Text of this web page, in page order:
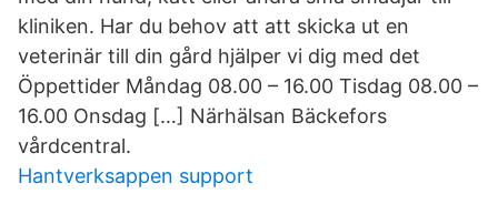
kliniken. Har du behov att att skicka ut en
veterinär till din gård hjälper vi dig med det
Öppettider Måndag 08.00 – 16.00 Tisdag 08.00 –
16.00 Onsdag […] Närhälsan Bäckefors
vårdcentral.
Hantverksappen support